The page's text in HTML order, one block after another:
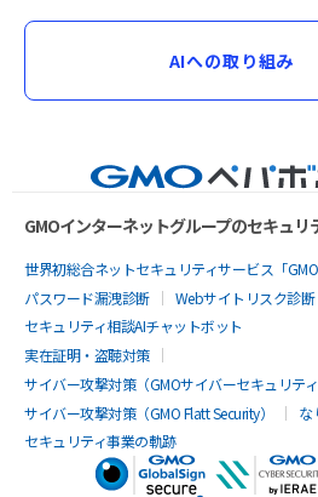
AIへの取り組み
GMOインターネットグループのセキュリ
世界初総合ネットセキュリティサービス「GMO
パスワード漏洩診断
Webサイトリスク診断
セキュリティ相談AIチャットボット
実在証明・盗聴対策
サイバー攻撃対策（GMOサイバーセキュリティ
サイバー攻撃対策（GMO Flatt Security）
な
セキュリティ事業の軌跡